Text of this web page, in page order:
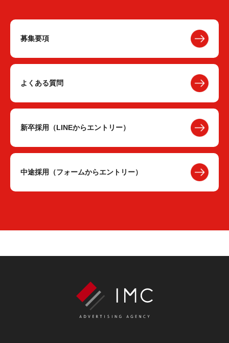
募集要項
よくある質問
新卒採用（LINEからエントリー）
中途採用（フォームからエントリー）